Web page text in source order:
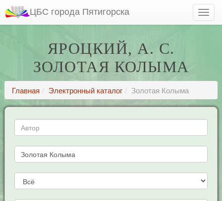
ЦБС города Пятигорска
ЯРОЦКИЙ, А. С.
ЗОЛОТАЯ КОЛЫМА
Главная Электронный каталог Золотая Колыма